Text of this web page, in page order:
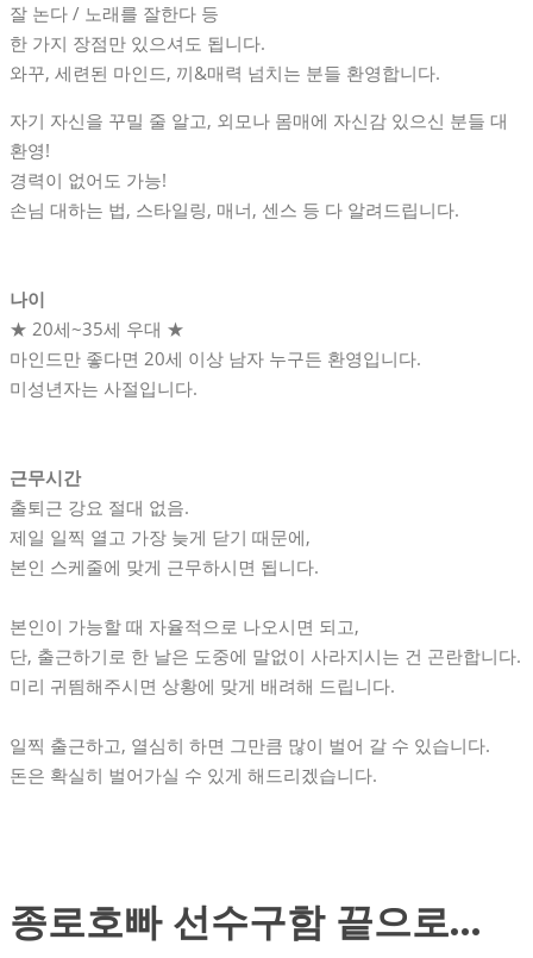
잘 논다 / 노래를 잘한다 등
한 가지 장점만 있으셔도 됩니다.
와꾸, 세련된 마인드, 끼&매력 넘치는 분들 환영합니다.
자기 자신을 꾸밀 줄 알고, 외모나 몸매에 자신감 있으신 분들 대
환영!
경력이 없어도 가능!
손님 대하는 법, 스타일링, 매너, 센스 등 다 알려드립니다.
나이
★ 20세~35세 우대 ★
마인드만 좋다면 20세 이상 남자 누구든 환영입니다.
미성년자는 사절입니다.
근무시간
출퇴근 강요 절대 없음.
제일 일찍 열고 가장 늦게 닫기 때문에,
본인 스케줄에 맞게 근무하시면 됩니다.
본인이 가능할 때 자율적으로 나오시면 되고,
단, 출근하기로 한 날은 도중에 말없이 사라지시는 건 곤란합니다.
미리 귀띔해주시면 상황에 맞게 배려해 드립니다.
일찍 출근하고, 열심히 하면 그만큼 많이 벌어 갈 수 있습니다.
돈은 확실히 벌어가실 수 있게 해드리겠습니다.
종로호빠 선수구함 끝으로…